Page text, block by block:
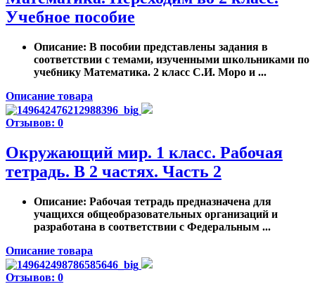
Учебное пособие
Описание: В пособии представлены задания в
соответствии с темами, изученными школьниками по
учебнику Математика. 2 класс С.И. Моро и ...
Описание товара
Отзывов: 0
Окружающий мир. 1 класс. Рабочая
тетрадь. В 2 частях. Часть 2
Описание: Рабочая тетрадь предназначена для
учащихся общеобразовательных организаций и
разработана в соответствии с Федеральным ...
Описание товара
Отзывов: 0